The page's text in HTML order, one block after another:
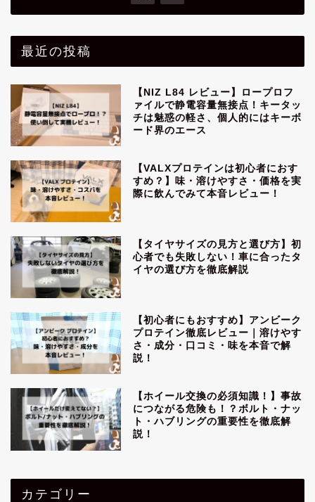
最近の投稿
【NIZ L84 レビュー】ロープロフ
ァイルで静電容量無接点！キータッ
チは魅惑の軽さ、個人的にはキーボ
ード界のエース
【VALXプロテインは初心者におす
すめ？】味・溶けやすさ・価格を実
際に飲んでみて本音レビュー！
【タイヤサイズの見方と選び方】初
心者でも失敗しない！車に合ったタ
イヤの選び方を徹底解説
【初心者にもおすすめ】アンビーク
プロテイン徹底レビュー｜溶けやす
さ・成分・口コミ・味を本音で解
説！
【ホイール交換の必須知識！】事故
につながる危険も！？ボルト・ナッ
ト・ハブリングの重要性を徹底解
説！
カテゴリー